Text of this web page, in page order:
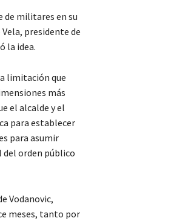
de militares en su
presidente de
la idea.
limitación que
más
el alcalde y el
para establecer
para asumir
orden público
Vodanovic,
meses, tanto por